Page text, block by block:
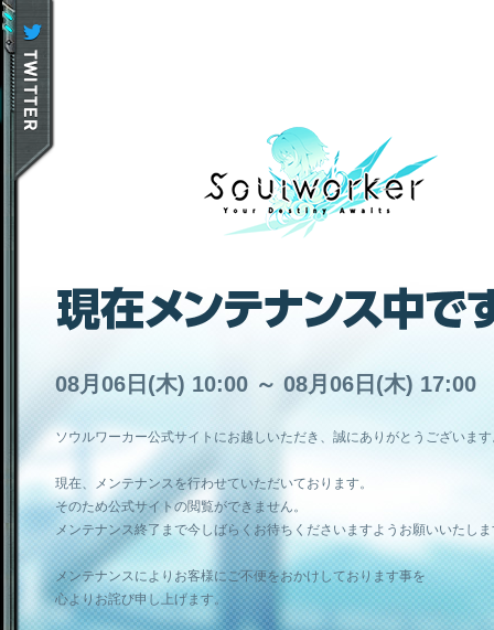
08月06日(木) 10:00 ～ 08月06日(木) 17:00
ソウルワーカー公式サイトにお越しいただき、誠にありがとうございま
現在、メンテナンスを行わせていただいております。
そのため公式サイトの閲覧ができません。
メンテナンス終了まで今しばらくお待ちくださいますようお願いいたし
メンテナンスによりお客様にご不便をおかけしております事を
心よりお詫び申し上げます。